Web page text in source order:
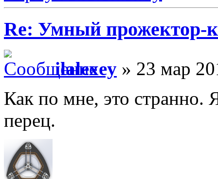
Re: Умный прожектор-
ilalexey » 23 мар
Как по мне, это странно.
перец.